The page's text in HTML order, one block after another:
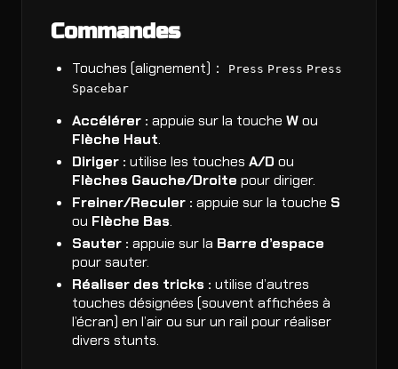
Commandes
Touches (alignement)： Press Press Press
Spacebar
Accélérer : appuie sur la touche Wou
Flèche Haut.
Diriger : utilise les touches A/D ou
Flèches Gauche/Droite pour diriger.
Freiner/Reculer : appuie sur la touche S
ou Flèche Bas.
Sauter : appuie sur la Barre d’espace
pour sauter.
Réaliser des tricks : utilise d’autres
touches désignées (souvent affichées à
l’écran) en l’air ou sur un rail pour réaliser
divers stunts.